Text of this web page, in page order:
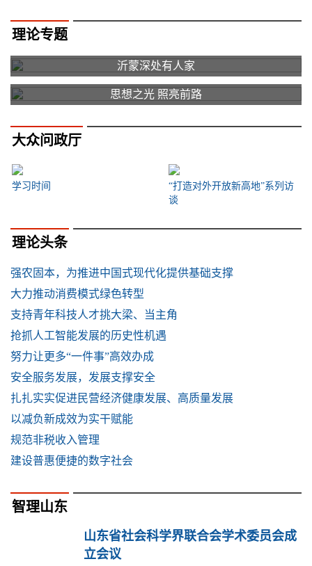
理论专题
沂蒙深处有人家
思想之光 照亮前路
大众问政厅
学习时间
“打造对外开放新高地”系列访
谈
理论头条
强农固本，为推进中国式现代化提供基础支撑
大力推动消费模式绿色转型
支持青年科技人才挑大梁、当主角
抢抓人工智能发展的历史性机遇
努力让更多“一件事”高效办成
安全服务发展，发展支撑安全
扎扎实实促进民营经济健康发展、高质量发展
以减负新成效为实干赋能
规范非税收入管理
建设普惠便捷的数字社会
智理山东
山东省社会科学界联合会学术委员会成
立会议